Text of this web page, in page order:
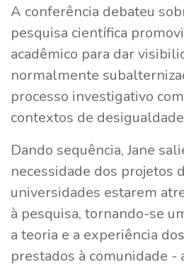
A conferência debateu
pesquisa científica
acadêmico para dar
normalmente
processo investigativo
contextos de
Dando sequência, Jane
necessidade dos projetos
universidades estarem
à pesquisa, tornando-se
a teoria e a experiência
prestados à comunidade -